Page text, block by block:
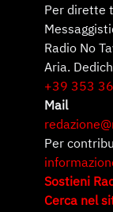
Per dirette
Radio No
Aria.
+39 353
Mail
Per
Sostieni
Cerca nel